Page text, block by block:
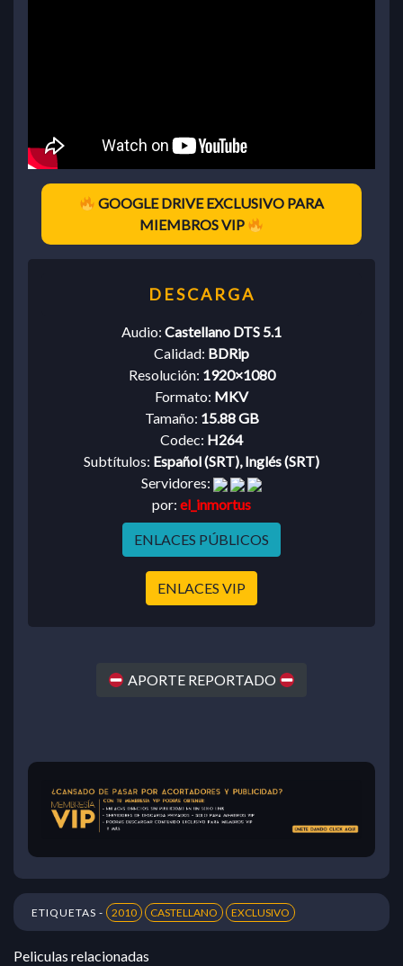
GOOGLE DRIVE EXCLUSIVO PARA
MIEMBROS VIP
Audio: Castellano DTS 5.1
Calidad: BDRip
Resolución: 1920×1080
Formato: MKV
Tamaño: 15.88 GB
Codec: H264
Subtítulos: Español (SRT), Inglés (SRT)
Servidores:
por: el_inmortus
ENLACES PÚBLICOS
ENLACES VIP
APORTE REPORTADO
ETIQUETAS - 2010 CASTELLANO EXCLUSIVO
Peliculas relacionadas